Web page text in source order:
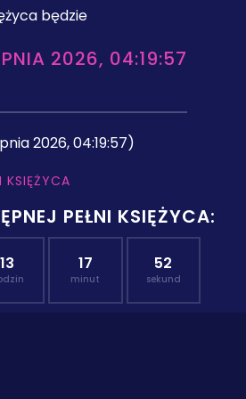
będzie
2026, 04:19:57
2026, 04:19:57)
KSIĘŻYCA
PEŁNI KSIĘŻYCA:
13 17
minut
51
sekund